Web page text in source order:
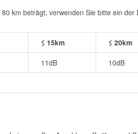
km beträgt, verwenden Sie bitte ein
≤ 15km ≤ 20km
11dB 10dB